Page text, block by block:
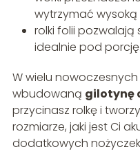
wytrzymać
rolki folii
idealnie pod porcję.
W wielu
wbudowaną gilotynę
przycinasz rolkę i
rozmiarze, jaki jest Ci
dodatkowych